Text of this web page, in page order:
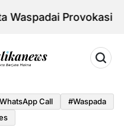
Provokasi Jelang
Call
#waspada